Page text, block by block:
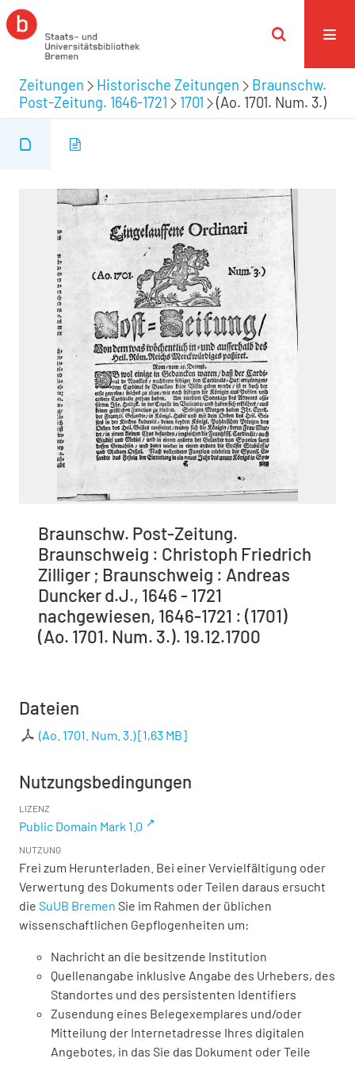
Zeitungen Historische Zeitungen
Braunschw.
Post-Zeitung. 1646-1721
1701 (Ao. 1701. Num. 3.)
Braunschw. Post-Zeitung.
Braunschweig : Christoph Friedrich
Zilliger ; Braunschweig : Andreas
Duncker d.J., 1646 - 1721
nachgewiesen, 1646-1721 : (1701)
(Ao. 1701. Num. 3.). 19.12.1700
Dateien
(Ao. 1701. Num. 3.)[1,63 MB]
Nutzungsbedingungen
LIZENZ
Public Domain Mark 1.0
NUTZUNG
Frei zum Herunterladen. Bei einer Vervielfältigung oder
Verwertung des Dokuments oder Teilen daraus ersucht
die SuUB Bremen Sie im Rahmen der üblichen
wissenschaftlichen Gepflogenheiten um:
Nachricht an die besitzende Institution
Quellenangabe inklusive Angabe des Urhebers, des
Standortes und des persistenten Identifiers
Zusendung eines Belegexemplares und/oder
Mitteilung der Internetadresse Ihres digitalen
Angebotes, in das Sie das Dokument oder Teile